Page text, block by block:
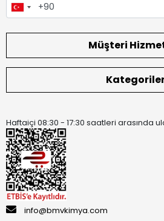
Müşteri
Haftaiçi 08:30 - 17:30 saatleri arasında
info@bmvkimya.com